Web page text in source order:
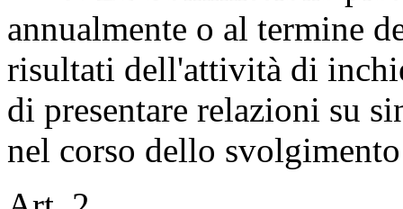
annualmente o al termine
risultati dell'attività di
di presentare relazioni su
nel corso dello